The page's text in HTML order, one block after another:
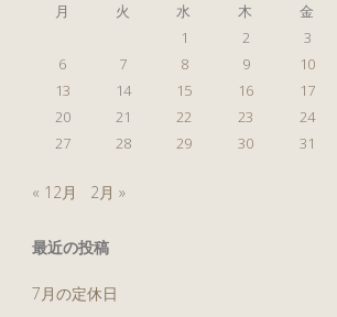
月
火 水 木 金
1
2 3
6
7 8 9 10
13
14 15 16 17
20
21 22 23 24
27
28 29 30 31
« 12月 2月 »
最近の投稿
7月の定休日